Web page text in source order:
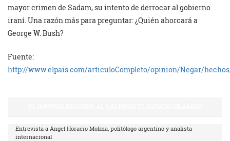
mayor crimen de Sadam, su intento de derrocar al gobierno
iraní. Una razón más para preguntar: ¿Quién ahorcará a
George W. Bush?
Fuente:
http://www.elpais.com/articuloCompleto/opinion/Negar/
Entrevista a Ángel Horacio Molina, politólogo argentino y analista
internacional